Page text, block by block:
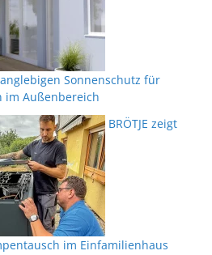
Sonnenschutz für
im Außenbereich
BRÖTJE zeigt
im Einfamilienhaus